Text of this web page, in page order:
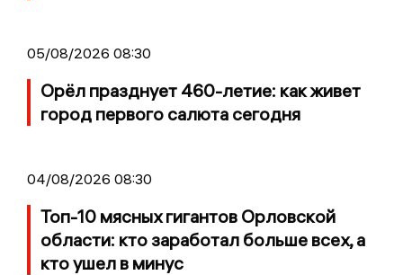
05/08/2026 08:30
Орёл празднует 460-летие: как живет
город первого салюта сегодня
04/08/2026 08:30
Топ-10 мясных гигантов Орловской
области: кто заработал больше всех, а
кто ушел в минус